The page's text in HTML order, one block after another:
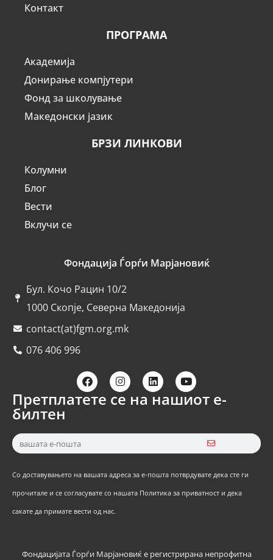
Контакт
ПРОГРАМА
Академија
Донирање компјутери
Фонд за школување
Македонски јазик
БРЗИ ЛИНКОВИ
Колумни
Блог
Вести
Вклучи се
Фондација Ѓорѓи Марјановиќ
Бул. Кочо Рацин 10/2
1000 Скопје, Северна Македонија
contact(at)fgm.org.mk
076 406 996
Претплатете се на нашиот е-
билтен
Со доставувањето на вашата адреса за е-пошта потврдувате дека сте ги
прочитале и се согласувате со нашата Политика за приватност и дека
сакате да примате вести од нас.
Фондацијата Ѓорѓи Марјановиќ е регистрирана непрофитна